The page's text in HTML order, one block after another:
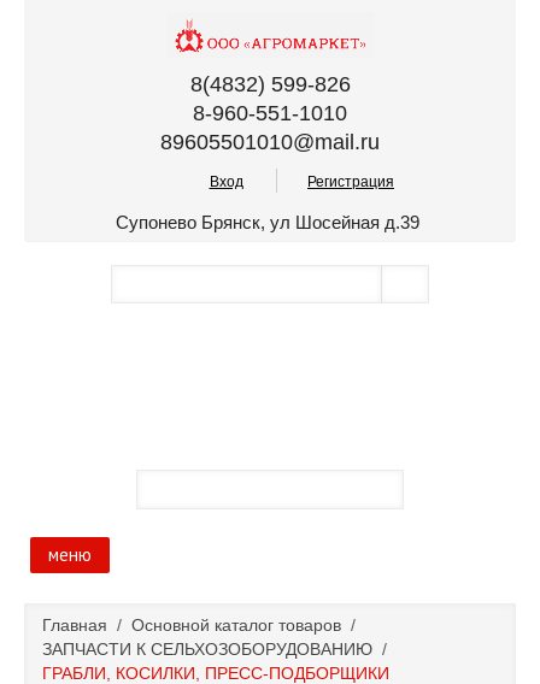
8(4832) 599-826
8-960-551-1010
89605501010@mail.ru
Вход Регистрация
Супонево Брянск, ул Шосейная д.39
меню
Основной каталог товаров
Главная / Основной каталог товаров /
ЗАПЧАСТИ К СЕЛЬХОЗОБОРУДОВАНИЮ /
ГРАБЛИ, КОСИЛКИ, ПРЕСС-ПОДБОРЩИКИ